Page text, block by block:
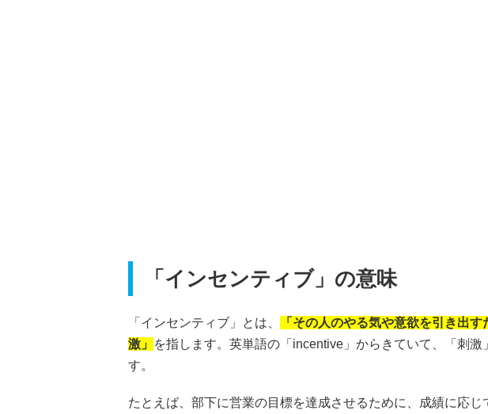
「インセンティブ」の意味
「インセンティブ」とは、
「その人のやる気や意欲を引き出
激」
を指します。英単語の「incentive」からきていて、「刺
す。
たとえば、部下に営業の目標を達成させるために、成績に応じ